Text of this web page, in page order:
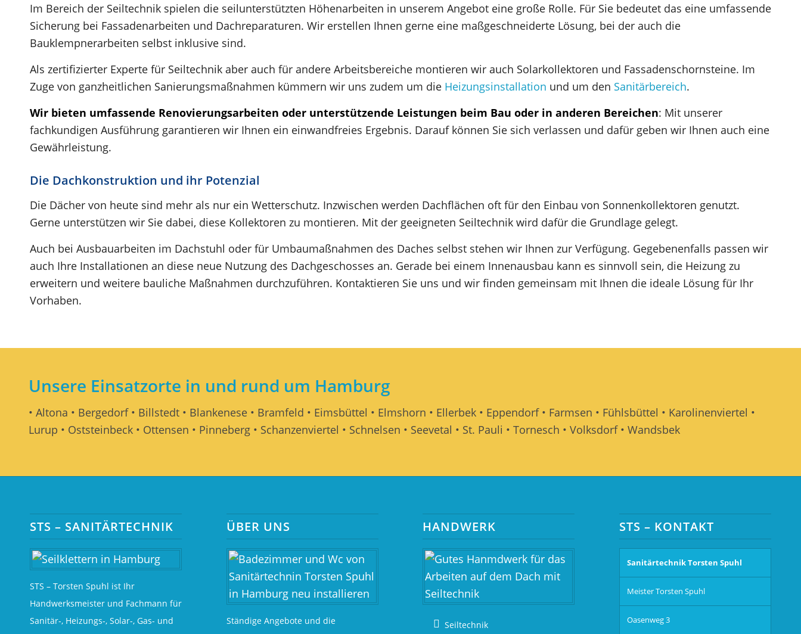
Im Bereich der Seiltechnik spielen die seilunterstützten Höhenarbeiten in unserem Angebot eine große Rolle. Für Sie bedeutet das eine umfassende
Sicherung bei Fassadenarbeiten und Dachreparaturen. Wir erstellen Ihnen gerne eine maßgeschneiderte Lösung, bei der auch die
Bauklempnerarbeiten selbst inklusive sind.
Als zertifizierter Experte für Seiltechnik aber auch für andere Arbeitsbereiche montieren wir auch Solarkollektoren und Fassadenschornsteine. Im
Zuge von ganzheitlichen Sanierungsmaßnahmen kümmern wir uns zudem um die Heizungsinstallation und um den Sanitärbereich.
Wir bieten umfassende Renovierungsarbeiten oder unterstützende Leistungen beim Bau oder in anderen Bereichen: Mit unserer
fachkundigen Ausführung garantieren wir Ihnen ein einwandfreies Ergebnis. Darauf können Sie sich verlassen und dafür geben wir Ihnen auch eine
Gewährleistung.
Die Dachkonstruktion und ihr Potenzial
Die Dächer von heute sind mehr als nur ein Wetterschutz. Inzwischen werden Dachflächen oft für den Einbau von Sonnenkollektoren genutzt.
Gerne unterstützen wir Sie dabei, diese Kollektoren zu montieren. Mit der geeigneten Seiltechnik wird dafür die Grundlage gelegt.
Auch bei Ausbauarbeiten im Dachstuhl oder für Umbaumaßnahmen des Daches selbst stehen wir Ihnen zur Verfügung. Gegebenenfalls passen wir
auch Ihre Installationen an diese neue Nutzung des Dachgeschosses an. Gerade bei einem Innenausbau kann es sinnvoll sein, die Heizung zu
erweitern und weitere bauliche Maßnahmen durchzuführen. Kontaktieren Sie uns und wir finden gemeinsam mit Ihnen die ideale Lösung für Ihr
Vorhaben.
Unsere Einsatzorte in und rund um Hamburg
• Altona • Bergedorf • Billstedt • Blankenese • Bramfeld • Eimsbüttel • Elmshorn • Ellerbek • Eppendorf • Farmsen • Fühlsbüttel • Karolinenviertel •
Lurup • Oststeinbeck • Ottensen • Pinneberg • Schanzenviertel • Schnelsen • Seevetal • St. Pauli • Tornesch • Volksdorf • Wandsbek
STS – SANITÄRTECHNIK
STS – Torsten Spuhl ist Ihr
Handwerksmeister und Fachmann für
Sanitär-, Heizungs-, Solar-, Gas- und
ÜBER UNS
Ständige Angebote und die
HANDWERK
Seiltechnik
STS – KONTAKT
Sanitärtechnik Torsten Spuhl
Meister Torsten Spuhl
Oasenweg 3